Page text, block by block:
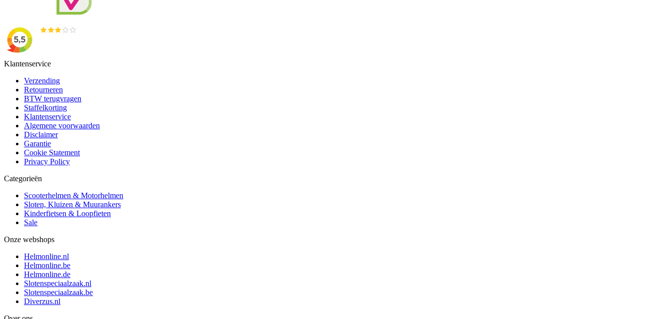
Klantenservice
Verzending
Retourneren
BTW terugvragen
Staffelkorting
Klantenservice
Algemene voorwaarden
Disclaimer
Garantie
Cookie Statement
Privacy Policy
Categorieën
Scooterhelmen & Motorhelmen
Sloten, Kluizen & Muurankers
Kinderfietsen & Loopfieten
Sale
Onze webshops
Helmonline.nl
Helmonline.be
Helmonline.de
Slotenspeciaalzaak.nl
Slotenspeciaalzaak.be
Diverzus.nl